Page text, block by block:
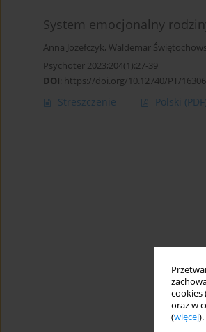
cookies
oraz w
(więcej).
System emocjonalny
Anna Jozefczyk, Waldemar
Psychoter 2023;204(1):27-39
DOI: https://doi.org/10.12740/PT/
Streszczenie Polski (PDF)